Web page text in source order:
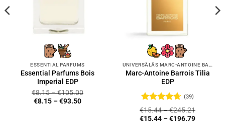
ESSENTIAL PARFUMS
Essential Parfums Bois
Imperial EDP
€8.15–€105.00
€8.15 –€93.50
UNIVERSĀLĀS MARC-ANTOINE BARROIS SMARŽAS
Marc-Antoine Barrois Tilia
EDP
Novērtēts
ar4.72
no
(39)
€15.44–€245.21
€15.44 –€196.79